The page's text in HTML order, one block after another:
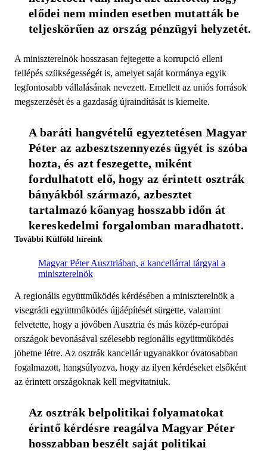
elődei nem minden esetben mutatták be
teljeskörűen az ország pénzügyi helyzetét.
A miniszterelnök hosszasan fejtegette a korrupció elleni
fellépés szükségességét is, amelyet saját kormánya egyik
legfontosabb vállalásának nevezett. Emellett az uniós források
megszerzését és a gazdaság újraindítását is kiemelte.
A baráti hangvételű egyeztetésen Magyar
Péter az azbesztszennyezés ügyét is szóba
hozta, és azt feszegette, miként
fordulhatott elő, hogy az érintett osztrák
bányákból származó, azbesztet
tartalmazó kőanyag hosszabb időn át
kereskedelmi forgalomban maradhatott.
További Külföld híreink
Magyar Péter Ausztriában, a kancellárral tárgyal a
miniszterelnök
A regionális együttműködés kérdésében a miniszterelnök a
visegrádi együttműködés újjáépítését sürgette, valamint
felvetette, hogy a jövőben Ausztria és más közép-európai
országok bevonásával szélesebb regionális együttműködés
jöhetne létre. Az osztrák kancellár ugyanakkor óvatosabban
fogalmazott, hangsúlyozva, hogy az ilyen kérdéseket elsőként
az érintett országoknak kell megvitatniuk.
Az osztrák belpolitikai folyamatokat
érintő kérdésre reagálva Magyar Péter
hosszabban beszélt saját politikai